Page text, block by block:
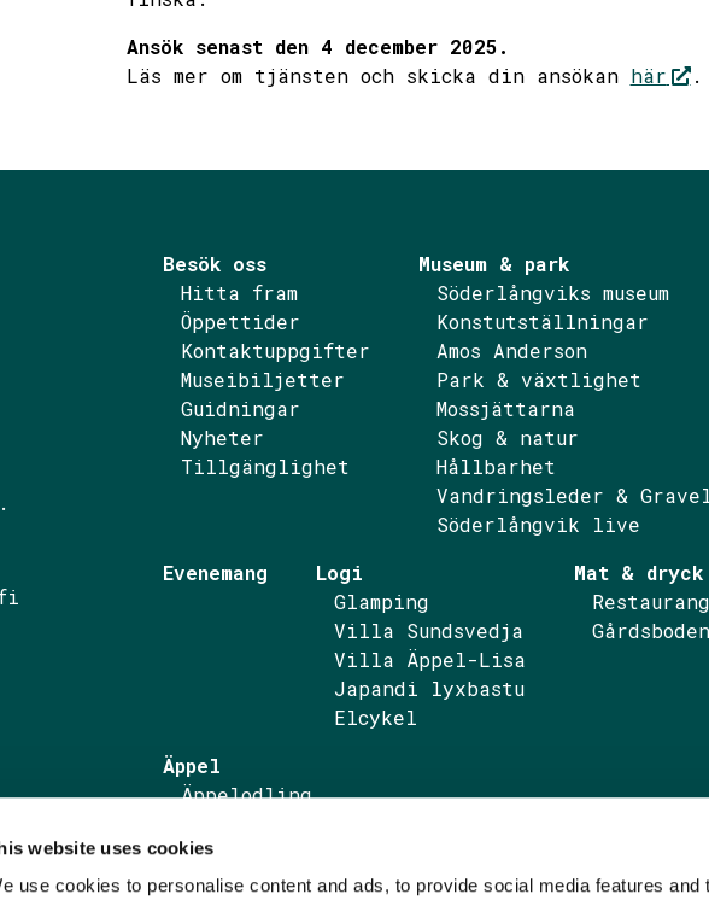
website uses cookies
use cookies to personalise content and ads, to provide social media features and
Ansök senast den 4 december 2025.
Läs mer om tjänsten och skicka din ansökan här .
på Facebook
på Instagram
Besök oss
Hitta fram
Öppettider
Kontaktuppgifter
Museibiljetter
Guidningar
Nyheter
Tillgänglighet
Museum & park
Söderlångviks museum
Konstutställningar
Amos Anderson
Park & växtlighet
Mossjättarna
Skog & natur
Hållbarhet
Vandringsleder &
Söderlångvik live
Evenemang
Logi
Glamping
Villa Sundsvedja
Villa Äppel-Lisa
Japandi lyxbastu
Elcykel
Mat & dryck
Äppel
Äppelodling
Faktureringsuppgifter